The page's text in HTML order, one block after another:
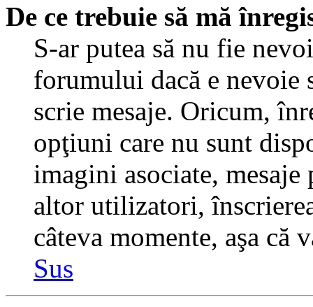
De ce trebuie să mă
S-ar putea să nu fie
forumului dacă e nevoie
scrie mesaje. Oricum,
opţiuni care nu sunt
imagini asociate,
altor utilizatori,
câteva momente, aşa că
Sus